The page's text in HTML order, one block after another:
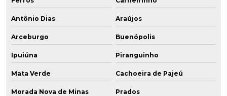
Antônio Dias Araújos
Arceburgo Buenópolis
Ipuiúna Piranguinho
Mata Verde Cachoeira de Pajeú
Morada Nova de Minas Prados